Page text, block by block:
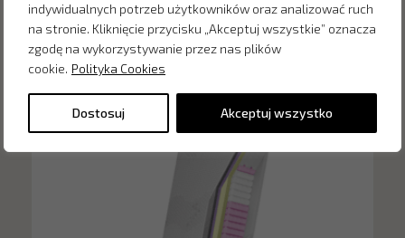
indywidualnych potrzeb użytkowników oraz analizować ruch
na stronie. Kliknięcie przycisku „Akceptuj wszystkie” oznacza
zgodę na wykorzystywanie przez nas plików
cookie. Polityka Cookies
Dostosuj Akceptuj wszystko
Inne produkty z kategorii